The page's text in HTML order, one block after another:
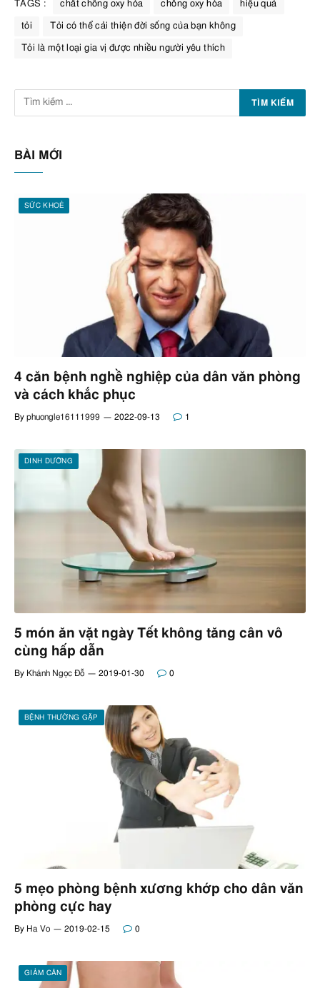
TAGS : chất chống oxy hóa chống oxy hóa hiệu quả
tỏi Tỏi có thể cải thiện đời sống của bạn không
Tỏi là một loại gia vị được nhiều người yêu thích
BÀI MỚI
SỨC KHOẺ
4 căn bệnh nghề nghiệp của dân văn phòng
và cách khắc phục
By phuongle16111999 2022-09-13 1
DINH DƯỠNG
5 món ăn vặt ngày Tết không tăng cân vô
cùng hấp dẫn
By Khánh Ngọc Đỗ 2019-01-30 0
BỆNH THƯỜNG GẶP
5 mẹo phòng bệnh xương khớp cho dân văn
phòng cực hay
By Ha Vo 2019-02-15 0
GIẢM CÂN